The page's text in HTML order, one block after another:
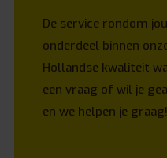
De service rondom
onderdeel binnen
Hollandse kwaliteit
een vraag of wil je
en we helpen je graag!